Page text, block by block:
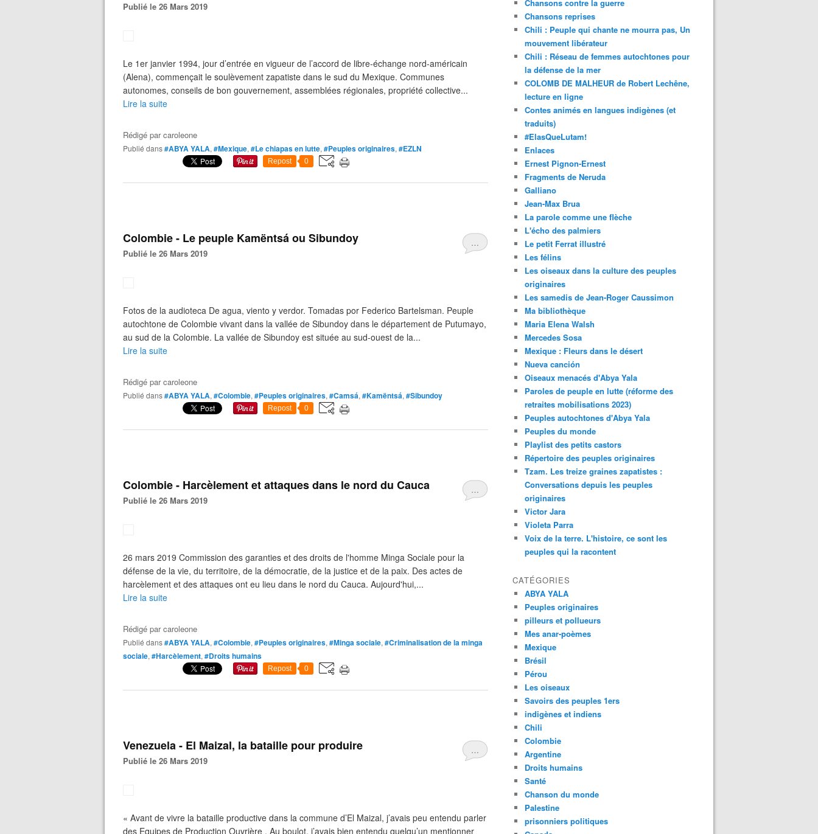
Publié le 26 Mars 2019
Le 1er janvier 1994, jour d’entrée en vigueur de l’accord de libre-échange nord-américain
(Alena), commençait le soulèvement zapatiste dans le sud du Mexique. Communes
autonomes, conseils de bon gouvernement, assemblées régionales, propriété collective...
Lire la suite
Rédigé parcaroleone
Publié dans#ABYA YALA, #Mexique, #Le chiapas en lutte, #Peuples originaires, #EZLN
Repost 0
…
Colombie - Le peuple Kamëntsá ou Sibundoy
Publié le 26 Mars 2019
Fotos de la audioteca De agua, viento y verdor. Tomadas por Federico Bartelsman. Peuple
autochtone de Colombie vivant dans la vallée de Sibundoy dans le département de Putumayo,
au sud de la Colombie. La vallée de Sibundoy est située au sud-ouest de la...
Lire la suite
Rédigé parcaroleone
Publié dans#ABYA YALA, #Colombie, #Peuples originaires, #Camsá, #Kamëntsá, #Sibundoy
Repost 0
…
Colombie - Harcèlement et attaques dans le nord du Cauca
Publié le 26 Mars 2019
26 mars 2019 Commission des garanties et des droits de l'homme Minga Sociale pour la
défense de la vie, du territoire, de la démocratie, de la justice et de la paix. Des actes de
harcèlement et des attaques ont eu lieu dans le nord du Cauca. Aujourd'hui,...
Lire la suite
Rédigé parcaroleone
Publié dans#ABYA YALA, #Colombie, #Peuples originaires, #Minga sociale, #Criminalisation de la minga
sociale, #Harcèlement, #Droits humains
Repost 0
…
Venezuela - El Maizal, la bataille pour produire
Publié le 26 Mars 2019
« Avant de vivre la bataille productive dans la commune d’El Maizal, j’avais peu entendu parler
des Equipes de Production Ouvrière . Au boulot, j’avais bien entendu quelqu’un mentionner
Chansons contre la guerre
Chansons reprises
Chili : Peuple qui chante ne mourra pas, Un
mouvement libérateur
Chili : Réseau de femmes autochtones pour
la défense de la mer
COLOMB DE MALHEUR de Robert Lechêne,
lecture en ligne
Contes animés en langues indigènes (et
traduits)
#ElasQueLutam!
Enlaces
Ernest Pignon-Ernest
Fragments de Neruda
Galliano
Jean-Max Brua
La parole comme une flèche
L'écho des palmiers
Le petit Ferrat illustré
Les félins
Les oiseaux dans la culture des peuples
originaires
Les samedis de Jean-Roger Caussimon
Ma bibliothèque
Maria Elena Walsh
Mercedes Sosa
Mexique : Fleurs dans le désert
Nueva canción
Oiseaux menacés d'Abya Yala
Paroles de peuple en lutte (réforme des
retraites mobilisations 2023)
Peuples autochtones d'Abya Yala
Peuples du monde
Playlist des petits castors
Répertoire des peuples originaires
Tzam. Les treize graines zapatistes :
Conversations depuis les peuples
originaires
Victor Jara
Violeta Parra
Voix de la terre. L'histoire, ce sont les
peuples qui la racontent
CATÉGORIES
ABYA YALA
Peuples originaires
pilleurs et pollueurs
Mes anar-poèmes
Mexique
Brésil
Pérou
Les oiseaux
Savoirs des peuples 1ers
indigènes et indiens
Chili
Colombie
Argentine
Droits humains
Santé
Chanson du monde
Palestine
prisonniers politiques